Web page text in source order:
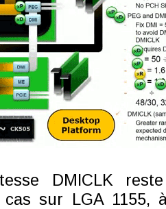
DMICLK
sur LGA 1155,